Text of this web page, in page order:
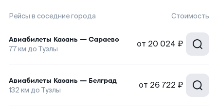
Рейсы в соседние города Стоимость
Авиабилеты Казань — Сараево
77км до Тузлы от 20 024 ₽
Авиабилеты Казань — Белград
132 км до Тузлы от 26 722 ₽